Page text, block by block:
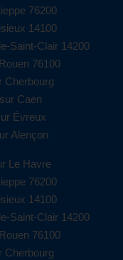
76200
14100
Saint-Clair 14200
76100
Cherbourg
Caen
Évreux
Alençon
Le Havre
76200
14100
Saint-Clair 14200
76100
Cherbourg